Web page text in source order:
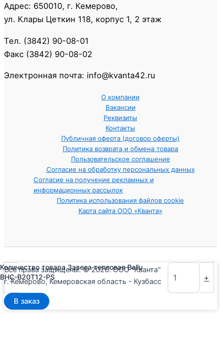
Адрес: 650010, г. Кемерово,
ул. Клары Цеткин 118, корпус 1, 2 этаж
Тел. (3842) 90-08-01
Факс (3842) 90-08-02
Электронная почта: info@kvanta42.ru
О компании
Вакансии
Реквизиты
Контакты
Публичная оферта (договор оферты)
Политика возврата и обмена товара
Пользовательское соглашение
Согласие на обработку персональных данных
Согласие на получение рекламных и
информационных рассылок
Политика использования файлов cookie
Карта сайта ООО «Кванта»
Все права защищены. © 2026. ООО "Кванта"
г. Кемерово, Кемеровская область - Кузбасс
-
Количество товара Завеса тепловая Ballu
BHC-B20T12-PS
+
В заказ